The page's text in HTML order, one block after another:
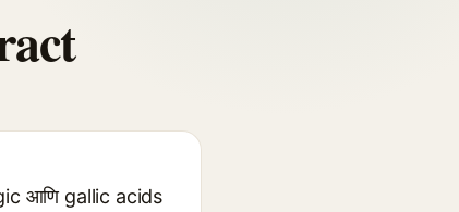
आणि gallic acids